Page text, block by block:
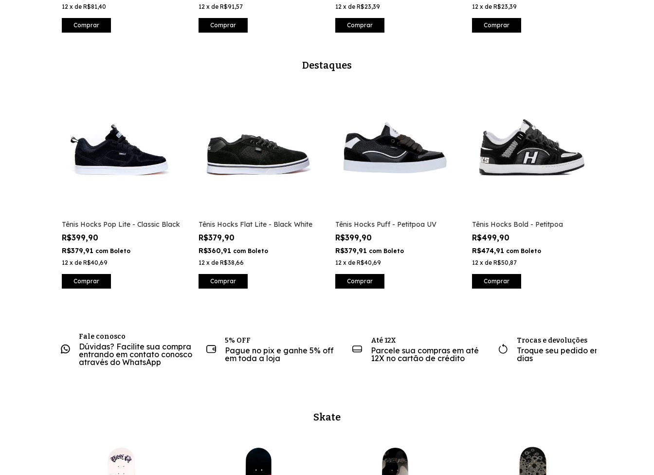
12 x de R$81,40
Comprar
12 x de R$91,57
Comprar
12 x de R$23,39
Comprar
12 x de R$23,39
Comprar
Destaques
Tênis Hocks Pop Lite - Classic Black
R$399,90
R$379,91 com Boleto
12 x de R$40,69
Comprar
Tênis Hocks Flat Lite - Black White
R$379,90
R$360,91 com Boleto
12 x de R$38,66
Comprar
Tênis Hocks Puff - Petitpoa UV
R$399,90
R$379,91 com Boleto
12 x de R$40,69
Comprar
Tênis Hocks Bold - Petitpoa
R$499,90
R$474,91 com Boleto
12 x de R$50,87
Comprar
Fale conosco
Dúvidas? Facilite sua compra
entrando em contato conosco
através do WhatsApp
5% OFF
Pague no pix e ganhe 5% off
em toda a loja
Até 12X
Parcele sua compras em até
12X no cartão de crédito
Trocas e devoluções
Troque seu pedido em até 7
dias
Skate